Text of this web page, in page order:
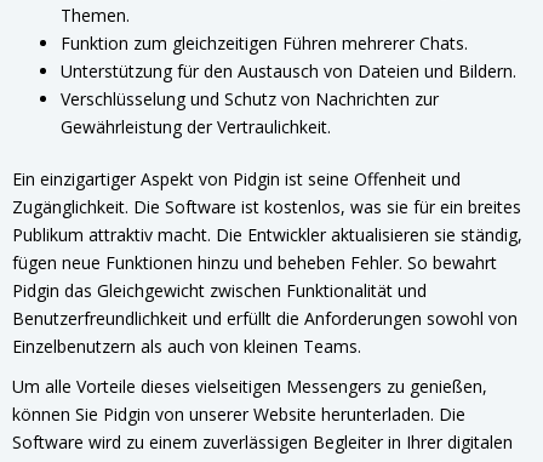
Themen.
Funktion zum gleichzeitigen Führen mehrerer Chats.
Unterstützung für den Austausch von Dateien und Bildern.
Verschlüsselung und Schutz von Nachrichten zur
Gewährleistung der Vertraulichkeit.
Ein einzigartiger Aspekt von Pidgin ist seine Offenheit und
Zugänglichkeit. Die Software ist kostenlos, was sie für ein breites
Publikum attraktiv macht. Die Entwickler aktualisieren sie ständig,
fügen neue Funktionen hinzu und beheben Fehler. So bewahrt
Pidgin das Gleichgewicht zwischen Funktionalität und
Benutzerfreundlichkeit und erfüllt die Anforderungen sowohl von
Einzelbenutzern als auch von kleinen Teams.
Um alle Vorteile dieses vielseitigen Messengers zu genießen,
können Sie Pidgin von unserer Website herunterladen. Die
Software wird zu einem zuverlässigen Begleiter in Ihrer digitalen